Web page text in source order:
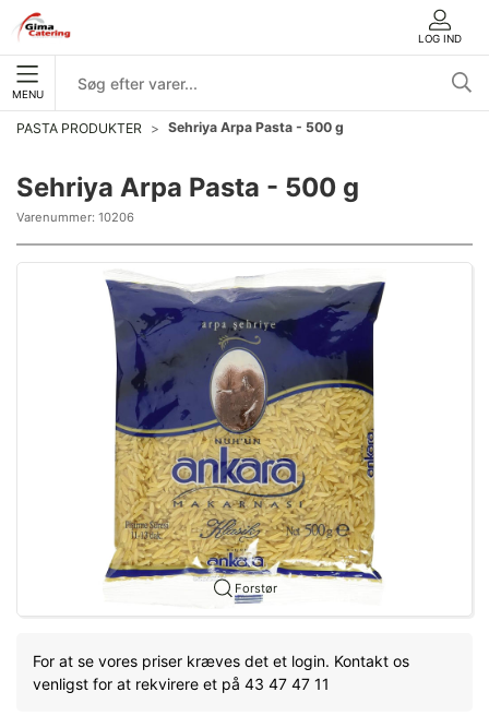
LOG IND
MENU
PASTA PRODUKTER Sehriya Arpa Pasta - 500 g
Sehriya Arpa Pasta - 500 g
Varenummer: 10206
Forstør
For at se vores priser kræves det et login. Kontakt os
venligst for at rekvirere et på 43 47 47 11